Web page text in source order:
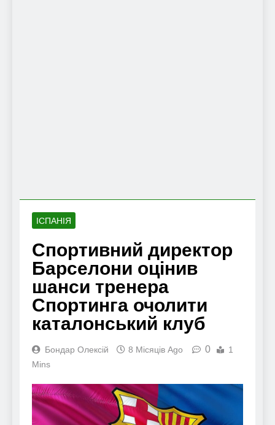
ІСПАНІЯ
Спортивний директор
Барселони оцінив
шанси тренера
Спортинга очолити
каталонський клуб
Бондар Олексій 8 Місяців Ago 0
1
Mins